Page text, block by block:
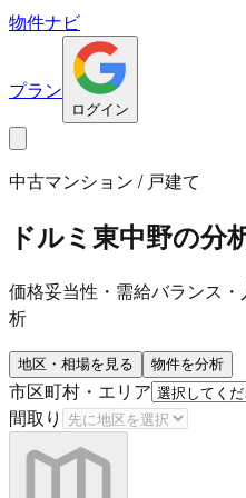
物件ナビ
プラン
ログイン
中古マンション / 戸建て
ドルミ東中野の分
価格妥当性・需給バランス
析
地区・相場を見る 物件を分析
市区町村・エリア
間取り